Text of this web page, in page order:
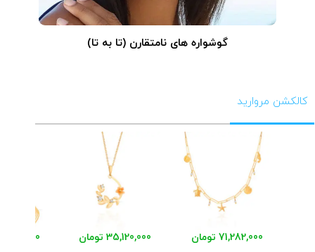
گوشواره های نامتقارن (تا به تا)
کالکشن مروارید
71,282,000 تومان 35,120,000 تومان 48,541,000